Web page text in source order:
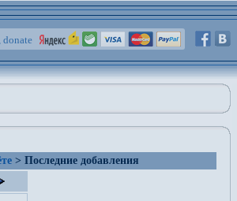
donate
> Последние добавления